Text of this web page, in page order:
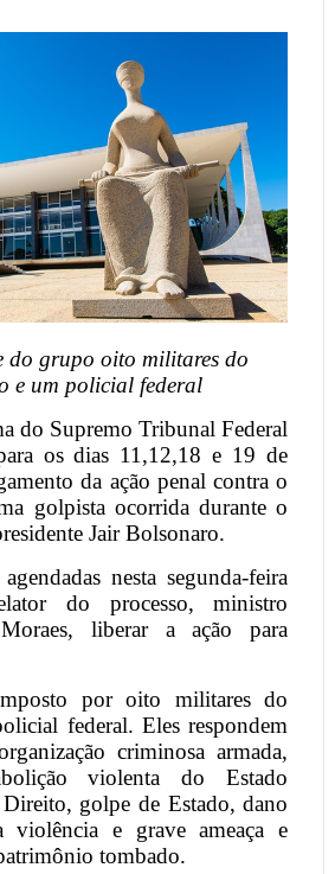
do grupo oito militares do
e um policial federal
do Supremo Tribunal Federal
os dias 11,12,18 e 19 de
da ação penal contra o
golpista ocorrida durante o
Jair Bolsonaro.
nesta segunda-feira
do processo, ministro
liberar a ação para
por oito militares do
federal. Eles respondem
criminosa armada,
violenta do Estado
golpe de Estado, dano
violência e grave ameaça e
tombado.